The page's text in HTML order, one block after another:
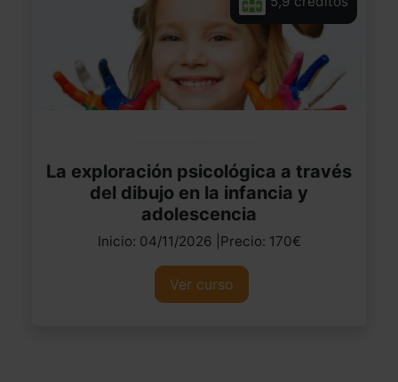
La exploración psicológica a través
del dibujo en la infancia y
adolescencia
Inicio: 04/11/2026 |Precio: 170€
Ver curso